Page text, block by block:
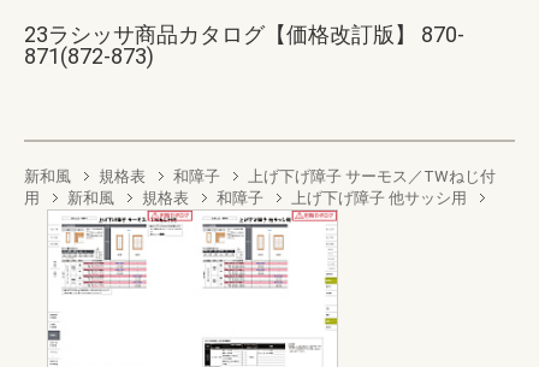
23ラシッサ商品カタログ【価格改訂版】 870-
871(872-873)
新和風 規格表 和障子
上げ下げ障子 サーモス／TWねじ付
用
新和風 規格表 和障子 上げ下げ障子 他サッシ用